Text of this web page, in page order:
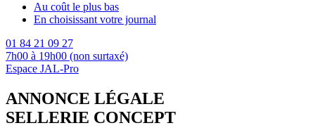
Au coût le plus bas
En choisissant votre journal
01 84 21 09 27
7h00 à 19h00 (non surtaxé)
Espace JAL-Pro
ANNONCE LÉGALE
SELLERIE CONCEPT